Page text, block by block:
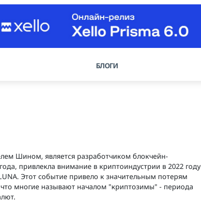
БЛОГИ
Шином, является разработчиком блокчейн-
привлекла внимание в криптоиндустрии в 2022 году
Этот событие привело к значительным потерям
многие называют началом "криптозимы" - периода